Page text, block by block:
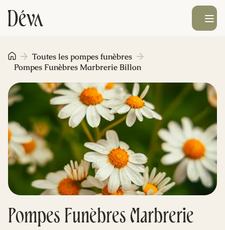
Obsèques
Prévoyance
Monument funéraire
Livraison de fleurs
Blog
Ouvrir le
Pompes Funèbres Marbrerie
Toutes les pompes funèbres
Pompes Funèbres Marbrerie Billon